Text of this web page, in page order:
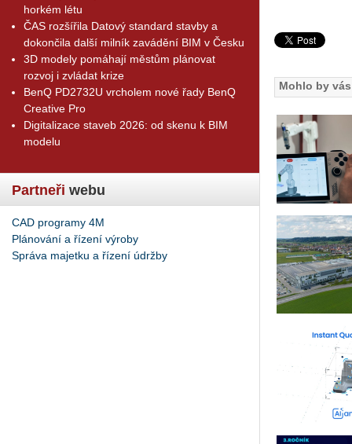
horkém létu
ČAS rozšířila Datový standard stavby a
dokončila další milník zavádění BIM v Česku
3D modely pomáhají městům plánovat
rozvoj i zvládat krize
BenQ PD2732U vrcholem nové řady BenQ
Creative Pro
Digitalizace staveb 2026: od skenu k BIM
modelu
Partneři webu
CAD programy 4M
Plánování a řízení výroby
Správa majetku a řízení údržby
Mohlo by